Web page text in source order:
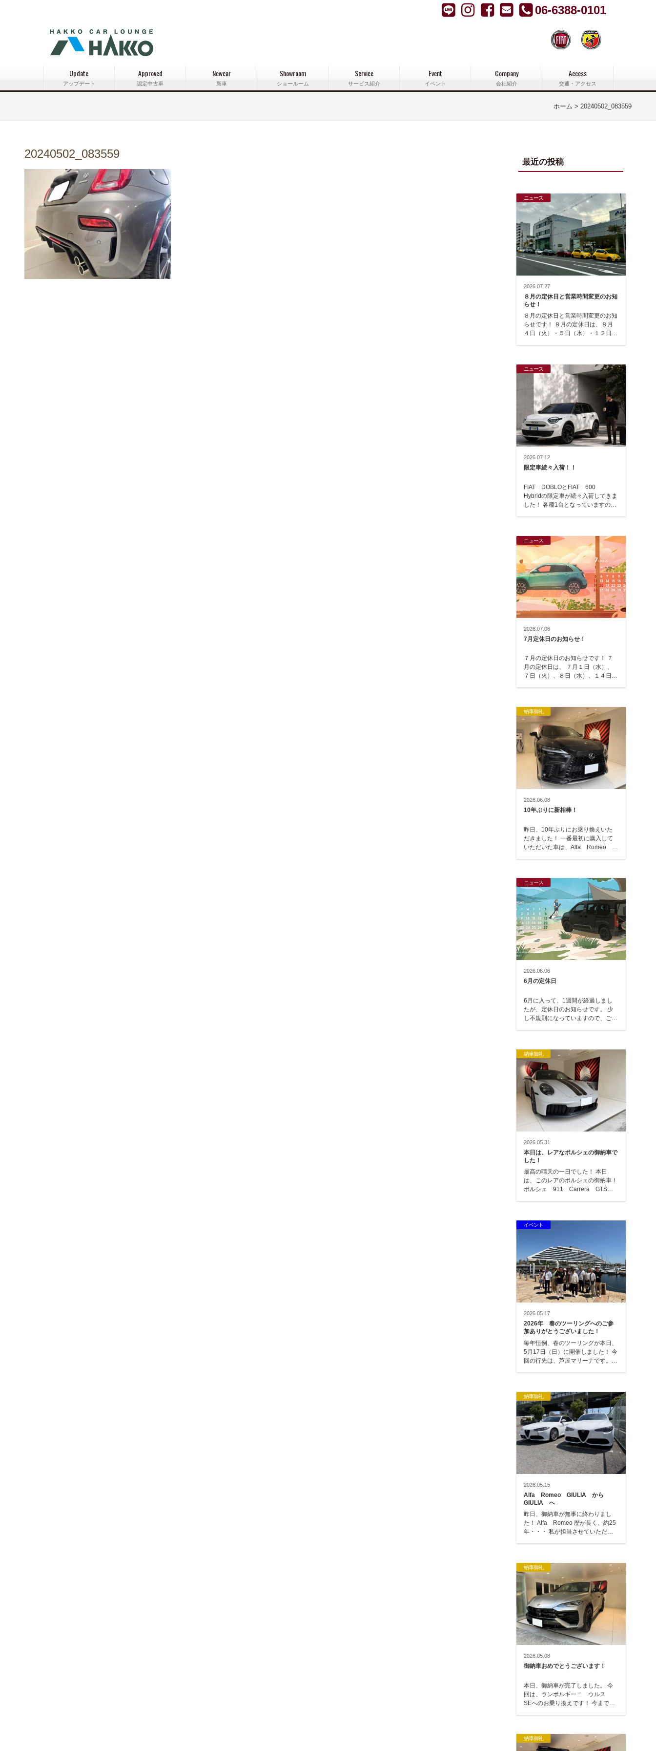
06-6388-0101
Update
アップデート
Approved
認定中古車
Newcar
新車
Showroom
ショールーム
Service
サービス紹介
Event
イベント
Company
会社紹介
Access
交通・アクセス
ホーム 20240502_083559
20240502_083559
最近の投稿
ニュース
2026.07.27
８月の定休日と営業時間変更のお知
らせ！
８月の定休日と営業時間変更のお知
らせです！ ８月の定休日は、８月
４日（火）・５日（水）・１２日
ニュース
2026.07.12
限定車続々入荷！！
FIAT DOBLOとFIAT 600
Hybridの限定車が続々入荷してきま
した！ 各種1台となっていますの
ニュース
2026.07.06
7月定休日のお知らせ！
７月の定休日のお知らせです！ ７
月の定休日は、 ７月１日（水）、
７日（火）、８日（水）、１４日
納車御礼
2026.06.08
10年ぶりに新相棒！
昨日、10年ぶりにお乗り換えいた
だきました！ 一番最初に購入して
いただいた車は、Alfa Romeo
ニュース
2026.06.06
6月の定休日
6月に入って、1週間が経過しまし
たが、定休日のお知らせです。 少
し不規則になっていますので、ご注
納車御礼
2026.05.31
本日は、レアなポルシェの御納車で
した！
最高の晴天の一日でした！ 本日
は、このレアのポルシェの御納車！
ポルシェ 911 Carrera GTSで
イベント
2026.05.17
2026年 春のツーリングへのご参
加ありがとうございました！
毎年恒例、春のツーリングが本日、
5月17日（日）に開催しました！ 今
回の行先は、芦屋マリーナです。
納車御礼
2026.05.15
Alfa Romeo GIULIA から
GIULIA へ
昨日、御納車が無事に終わりまし
た！ Alfa Romeo 歴が長く、約25
年・・・ 私が担当させていただい
納車御礼
2026.05.08
御納車おめでとうございます！
本日、御納車が完了しました。 今
回は、ランボルギーニ ウルス
SEへのお乗り換えです！ 今まで
納車御礼